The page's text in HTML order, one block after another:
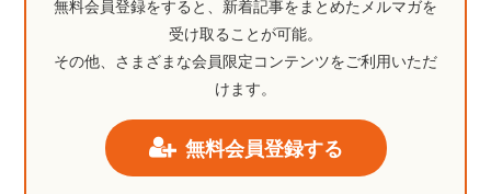
無料会員登録をすると、新着記事をまとめたメルマガを
受け取ることが可能。
その他、さまざまな会員限定コンテンツをご利用いただ
けます。
無料会員登録する